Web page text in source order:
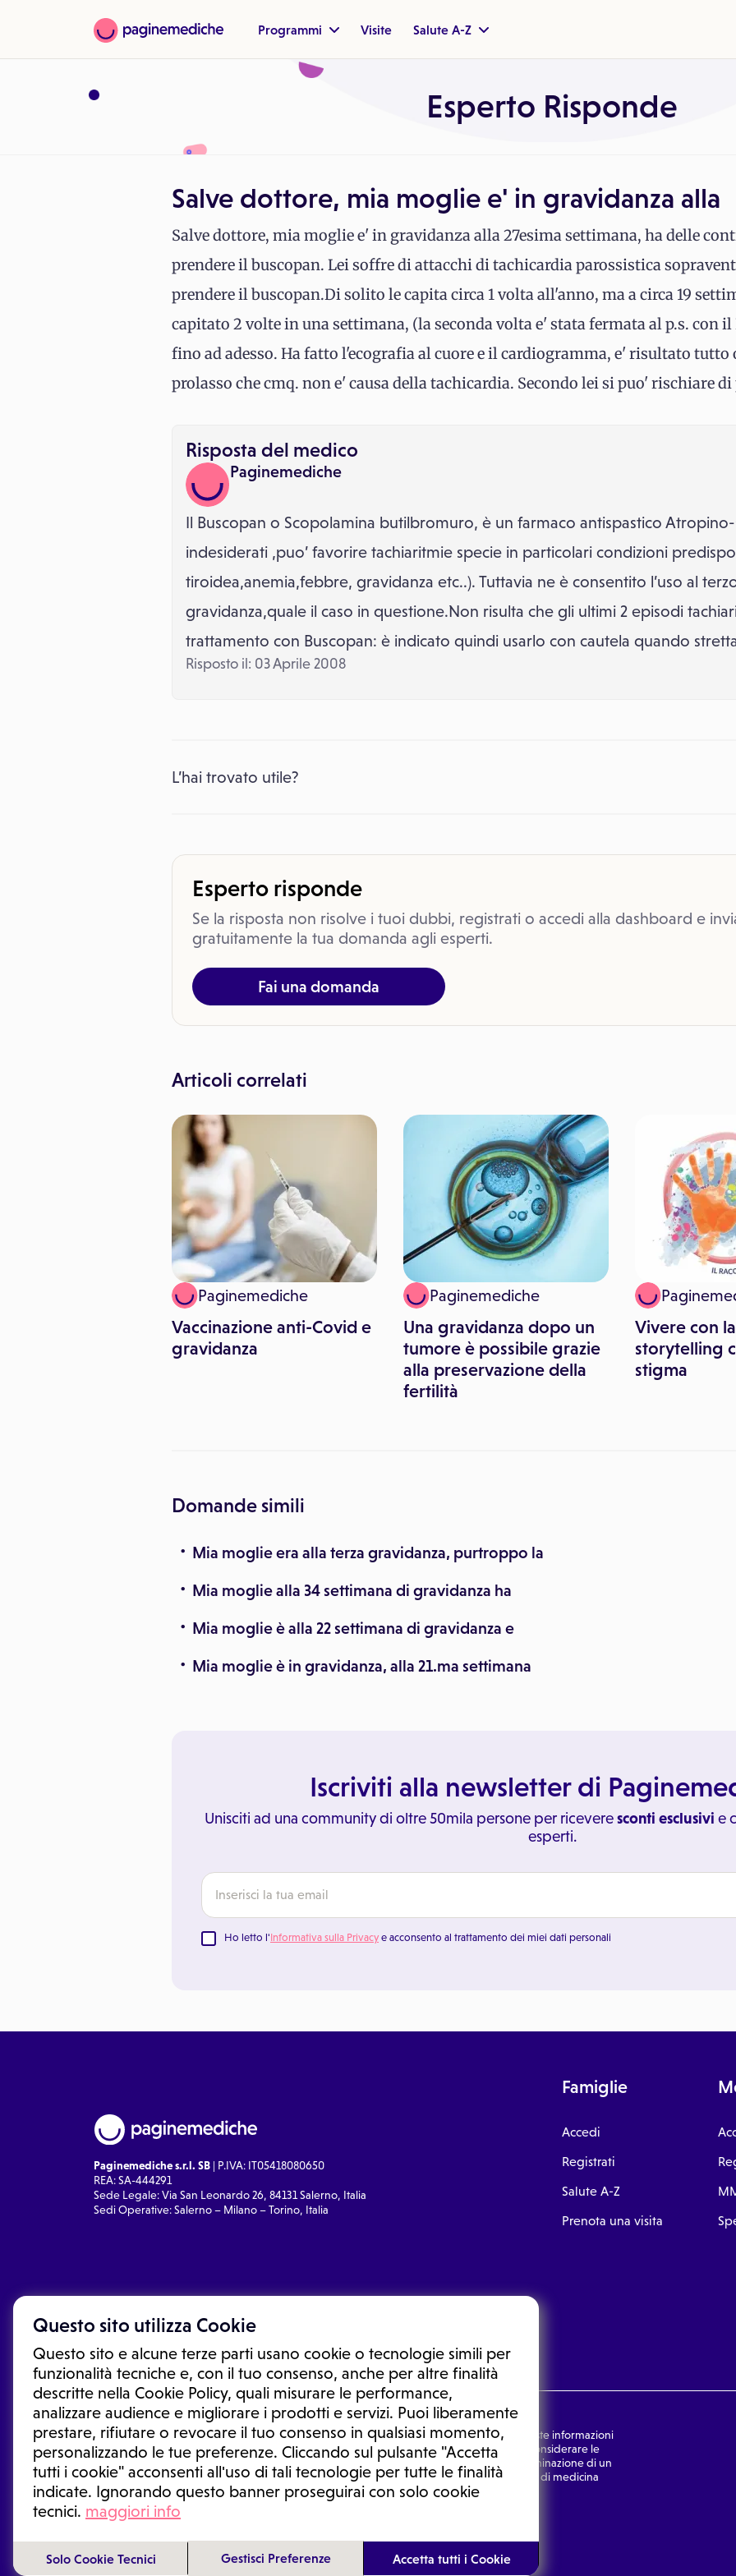
Questo sito utilizza Cookie
Questo sito e alcune terze parti usano cookie o tecnologie simili per
funzionalità tecniche e, con il tuo consenso, anche per altre finalità
descritte nella Cookie Policy, quali misurare le performance,
analizzare audience e migliorare i prodotti e servizi. Puoi liberamente
prestare, rifiutare o revocare il tuo consenso in qualsiasi momento,
personalizzando le tue preferenze. Cliccando sul pulsante "Accetta
tutti i cookie" acconsenti all'uso di tali tecnologie per tutte le finalità
indicate. Ignorando questo banner proseguirai con solo cookie
tecnici. maggiori info
Solo Cookie Tecnici Gestisci Preferenze Accetta tutti i Cookie
Programmi Visite Salute A-Z
Esperto Risponde
Salve dottore, mia moglie e' in gravidanza alla
Salve dottore, mia moglie e' in gravidanza alla 27esima settimana, ha delle
prendere il buscopan. Lei soffre di attacchi di tachicardia parossistica
prendere il buscopan.Di solito le capita circa 1 volta all'anno, ma a circa 19
capitato 2 volte in una settimana, (la seconda volta e' stata fermata al p.s. con
fino ad adesso. Ha fatto l'ecografia al cuore e il cardiogramma, e' risultato tutto
prolasso che cmq. non e' causa della tachicardia. Secondo lei si puo' rischiare
Risposta del medico
Paginemediche
Il Buscopan o Scopolamina butilbromuro, è un farmaco antispastico
indesiderati ,puo’ favorire tachiaritmie specie in particolari condizioni
tiroidea,anemia,febbre, gravidanza etc..). Tuttavia ne è consentito l’uso al
gravidanza,quale il caso in questione.Non risulta che gli ultimi 2 episodi
trattamento con Buscopan: è indicato quindi usarlo con cautela quando
Risposto il: 03 Aprile 2008
L’hai trovato utile?
Esperto risponde
Se la risposta non risolve i tuoi dubbi, registrati o accedi alla dashboard e
gratuitamente la tua domanda agli esperti.
Fai una domanda
Articoli correlati
Paginemediche
Vaccinazione anti-Covid e
gravidanza
Paginemediche
Una gravidanza dopo un
tumore è possibile grazie
alla preservazione della
fertilità
Vivere con
storytelling
stigma
Domande simili
Mia moglie era alla terza gravidanza, purtroppo la
Mia moglie alla 34 settimana di gravidanza ha
Mia moglie è alla 22 settimana di gravidanza e
Mia moglie è in gravidanza, alla 21.ma settimana
Iscriviti alla newsletter di
Unisciti ad una community di oltre 50mila persone per riceveresconti esclusivi e
esperti.
Ho letto l'Informativa sulla Privacy e acconsento al trattamento dei miei dati personali
Paginemediche s.r.l. SB | P.IVA: IT05418080650
REA: SA-444291
Sede Legale: Via San Leonardo 26, 84131 Salerno, Italia
Sedi Operative: Salerno – Milano – Torino, Italia
Famiglie
Accedi
Registrati
Salute A-Z
Prenota una visita
Le informazioni proposte in questo sito non sono un consulto medico. In nessun caso, queste informazioni
sostituiscono un consulto, una visita o una diagnosi formulata dal medico. Non si devono considerare le
informazioni disponibili come suggerimenti per la formulazione di una diagnosi, la determinazione di un
trattamento o l'assunzione o sospensione di un farmaco senza prima consultare un medico di medicina
generale o uno specialista.
Condizioni di utilizzo